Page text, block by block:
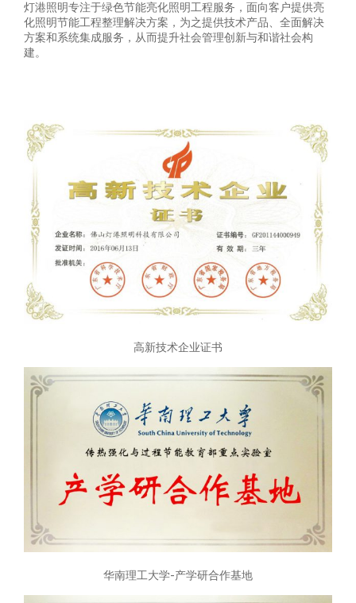
灯港照明专注于绿色节能亮化照明工程服务，面向客户提供亮
化照明节能工程整理解决方案，为之提供技术产品、全面解决
方案和系统集成服务，从而提升社会管理创新与和谐社会构
建。
高新技术企业证书
华南理工大学-产学研合作基地